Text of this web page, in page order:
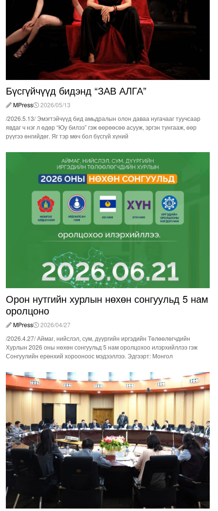
Бүсгүйчүүд бидэнд “ЗАВ АЛГА”
MPress
2026/05/13
/2026.5.13/ Эмэгтэйчүүд бид амьдралын олон даваа нугачааг туучсаар
явдаг ч нэг л өдөр “Юу билээ” гэж өөрөөсөө асууж, эргэн тунгааж, өөр
рүүгээ өнгийдөг. Яг тэр мөч бол бүсгүй хүний
Орон нутгийн хурлын нөхөн сонгуульд 5 нам
оролцоно
MPress
2026/04/27
/2026.4.27/ Аймаг, нийслэл, сум, дүүргийн иргэдийн Төлөөлөгчдийн
Хурлын 2026 оны нөхөн сонгуульд 5 нам оролцохоо илэрхийллээ гэж
Сонгуулийн ерөнхий хорооноос мэдээллээ. Эдгээрт: Монгол